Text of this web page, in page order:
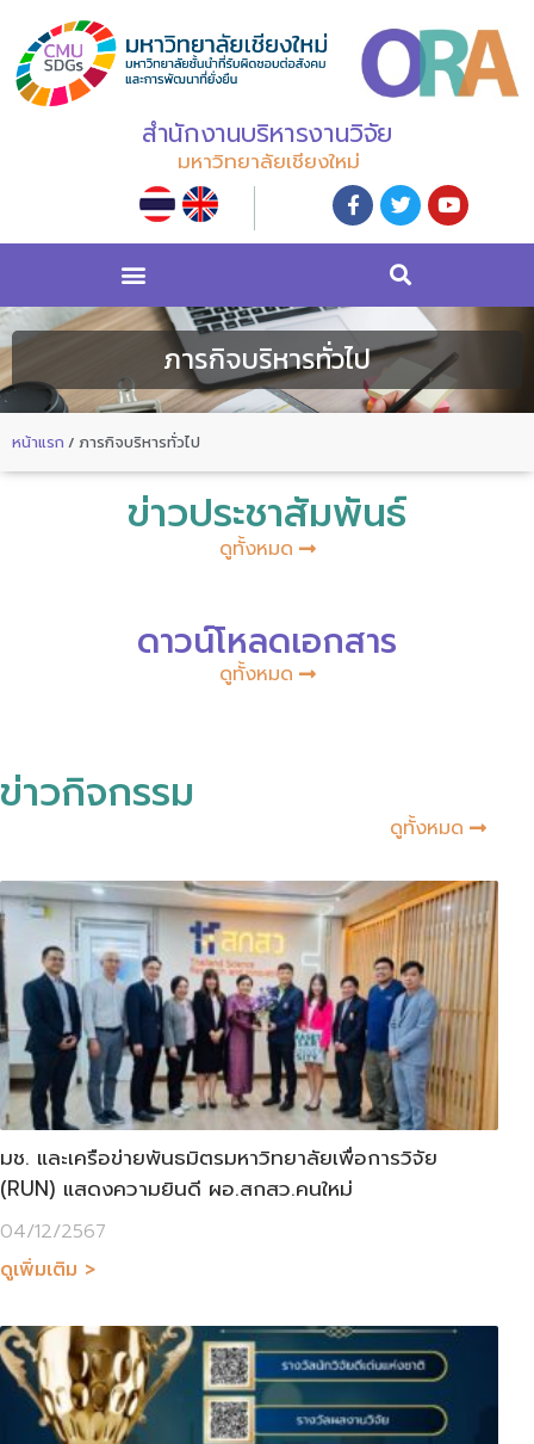
สำนักงานบริหารงานวิจัย
มหาวิทยาลัยเชียงใหม่
ภารกิจบริหารทั่วไป
หน้าแรก / ภารกิจบริหารทั่วไป
ข่าวประชาสัมพันธ์
ดูทั้งหมด
ดาวน์โหลดเอกสาร
ดูทั้งหมด
ข่าวกิจกรรม
ดูทั้งหมด
มช. และเครือข่ายพันธมิตรมหาวิทยาลัยเพื่อการวิจัย
(RUN) แสดงความยินดี ผอ.สกสว.คนใหม่
04/12/2567
ดูเพิ่มเติม >